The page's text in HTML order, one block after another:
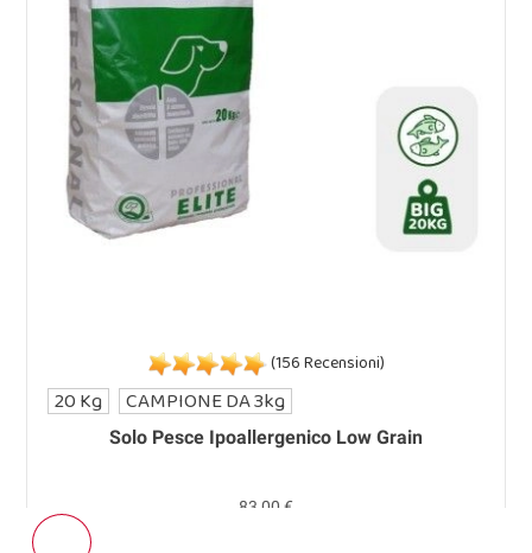
Solo Pesce Ipoallergenico Low Grain
(156 Recensioni)
83,00 €
20 Kg CAMPIONE DA 3kg